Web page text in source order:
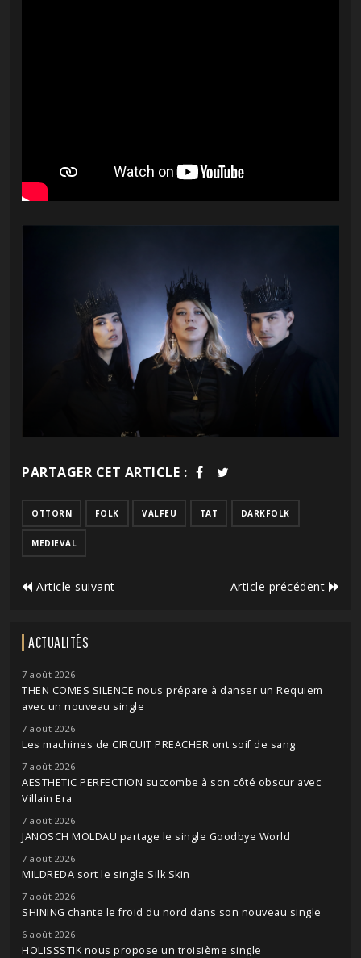
PARTAGER CET ARTICLE :
OTTORN FOLK VALFEU TAT DARKFOLK
MEDIEVAL
Article suivant Article précédent
ACTUALITÉS
7 août 2026
THEN COMES SILENCE nous prépare à danser un Requiem
avec un nouveau single
7 août 2026
Les machines de CIRCUIT PREACHER ont soif de sang
7 août 2026
AESTHETIC PERFECTION succombe à son côté obscur avec
Villain Era
7 août 2026
JANOSCH MOLDAU partage le single Goodbye World
7 août 2026
MILDREDA sort le single Silk Skin
7 août 2026
SHINING chante le froid du nord dans son nouveau single
6 août 2026
HOLISSSTIK nous propose un troisième single